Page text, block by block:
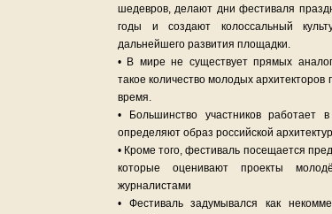
шедевров, делают дни фестиваля
годы и создают колоссальный
дальнейшего развития площадки.
• В мире не существует прямых
такое количество молодых
время.
• Большинство участников работает
определяют образ российской
• Кроме того, фестиваль посещается
которые оценивают проекты
журналистами
• Фестиваль задумывался как